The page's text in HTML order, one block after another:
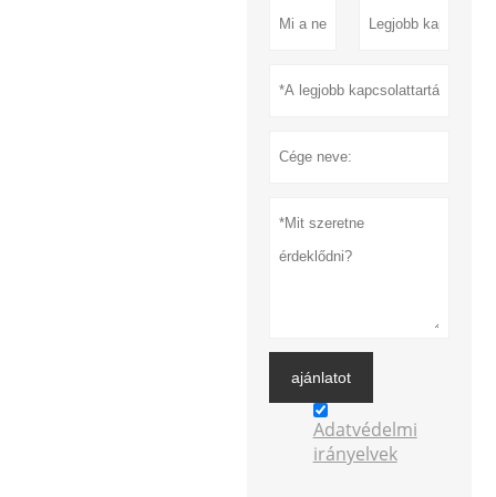
ajánlatot
Adatvédelmi
irányelvek